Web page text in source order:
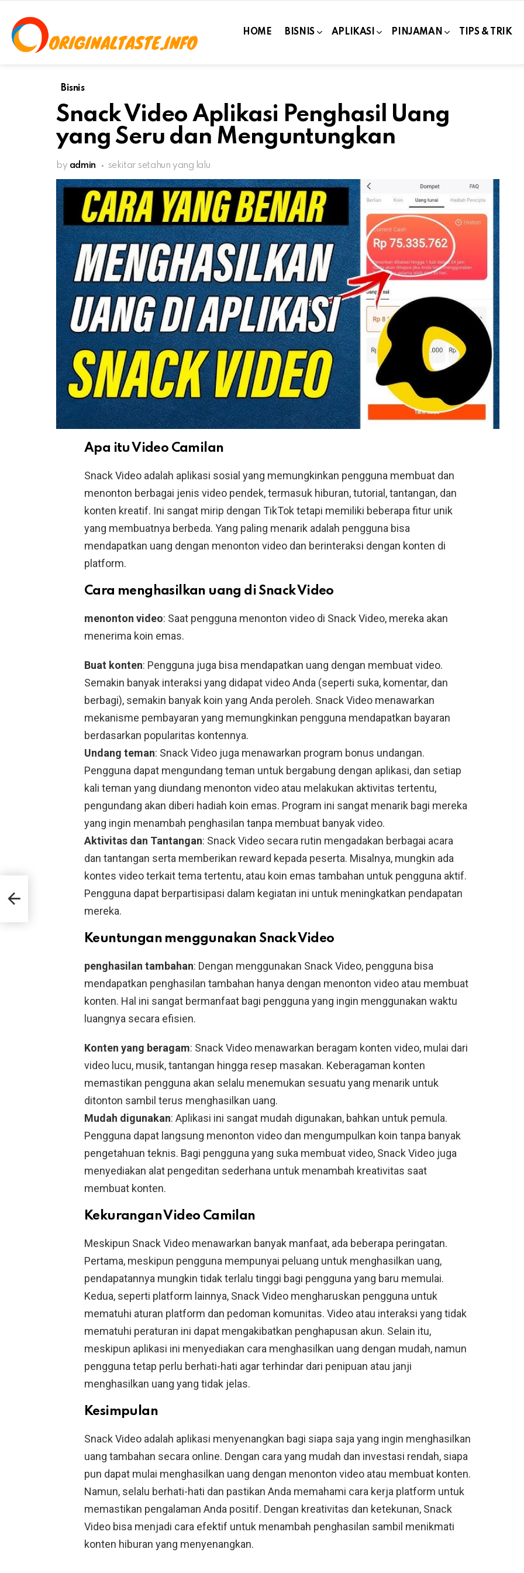
HOME BISNIS APLIKASI PINJAMAN TIPS & TRIK
Bisnis
Snack Video Aplikasi Penghasil Uang
yang Seru dan Menguntungkan
by admin sekitar setahun yang lalu
Apa itu Video Camilan
Snack Video adalah aplikasi sosial yang memungkinkan pengguna membuat dan
menonton berbagai jenis video pendek, termasuk hiburan, tutorial, tantangan, dan
konten kreatif. Ini sangat mirip dengan TikTok tetapi memiliki beberapa fitur unik
yang membuatnya berbeda. Yang paling menarik adalah pengguna bisa
mendapatkan uang dengan menonton video dan berinteraksi dengan konten di
platform.
Cara menghasilkan uang di Snack Video
menonton video: Saat pengguna menonton video di Snack Video, mereka akan
menerima koin emas.
Buat konten: Pengguna juga bisa mendapatkan uang dengan membuat video.
Semakin banyak interaksi yang didapat video Anda (seperti suka, komentar, dan
berbagi), semakin banyak koin yang Anda peroleh. Snack Video menawarkan
mekanisme pembayaran yang memungkinkan pengguna mendapatkan bayaran
berdasarkan popularitas kontennya.
Undang teman: Snack Video juga menawarkan program bonus undangan.
Pengguna dapat mengundang teman untuk bergabung dengan aplikasi, dan setiap
kali teman yang diundang menonton video atau melakukan aktivitas tertentu,
pengundang akan diberi hadiah koin emas. Program ini sangat menarik bagi mereka
yang ingin menambah penghasilan tanpa membuat banyak video.
Aktivitas dan Tantangan: Snack Video secara rutin mengadakan berbagai acara
dan tantangan serta memberikan reward kepada peserta. Misalnya, mungkin ada
kontes video terkait tema tertentu, atau koin emas tambahan untuk pengguna aktif.
Pengguna dapat berpartisipasi dalam kegiatan ini untuk meningkatkan pendapatan
mereka.
Keuntungan menggunakan Snack Video
penghasilan tambahan: Dengan menggunakan Snack Video, pengguna bisa
mendapatkan penghasilan tambahan hanya dengan menonton video atau membuat
konten. Hal ini sangat bermanfaat bagi pengguna yang ingin menggunakan waktu
luangnya secara efisien.
Konten yang beragam: Snack Video menawarkan beragam konten video, mulai dari
video lucu, musik, tantangan hingga resep masakan. Keberagaman konten
memastikan pengguna akan selalu menemukan sesuatu yang menarik untuk
ditonton sambil terus menghasilkan uang.
Mudah digunakan: Aplikasi ini sangat mudah digunakan, bahkan untuk pemula.
Pengguna dapat langsung menonton video dan mengumpulkan koin tanpa banyak
pengetahuan teknis. Bagi pengguna yang suka membuat video, Snack Video juga
menyediakan alat pengeditan sederhana untuk menambah kreativitas saat
membuat konten.
Kekurangan Video Camilan
Meskipun Snack Video menawarkan banyak manfaat, ada beberapa peringatan.
Pertama, meskipun pengguna mempunyai peluang untuk menghasilkan uang,
pendapatannya mungkin tidak terlalu tinggi bagi pengguna yang baru memulai.
Kedua, seperti platform lainnya, Snack Video mengharuskan pengguna untuk
mematuhi aturan platform dan pedoman komunitas. Video atau interaksi yang tidak
mematuhi peraturan ini dapat mengakibatkan penghapusan akun. Selain itu,
meskipun aplikasi ini menyediakan cara menghasilkan uang dengan mudah, namun
pengguna tetap perlu berhati-hati agar terhindar dari penipuan atau janji
menghasilkan uang yang tidak jelas.
Kesimpulan
Snack Video adalah aplikasi menyenangkan bagi siapa saja yang ingin menghasilkan
uang tambahan secara online. Dengan cara yang mudah dan investasi rendah, siapa
pun dapat mulai menghasilkan uang dengan menonton video atau membuat konten.
Namun, selalu berhati-hati dan pastikan Anda memahami cara kerja platform untuk
memastikan pengalaman Anda positif. Dengan kreativitas dan ketekunan, Snack
Video bisa menjadi cara efektif untuk menambah penghasilan sambil menikmati
konten hiburan yang menyenangkan.